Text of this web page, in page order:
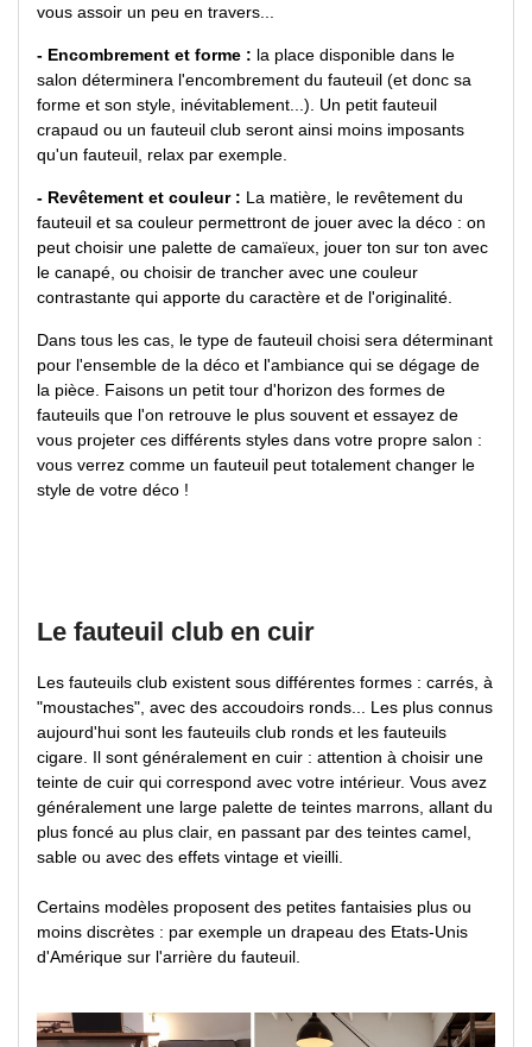
vous assoir un peu en travers...
- Encombrement et forme : la place disponible dans le
salon déterminera l'encombrement du fauteuil (et donc sa
forme et son style, inévitablement...). Un petit fauteuil
crapaud ou un fauteuil club seront ainsi moins imposants
qu'un fauteuil, relax par exemple.
- Revêtement et couleur : La matière, le revêtement du
fauteuil et sa couleur permettront de jouer avec la déco : on
peut choisir une palette de camaïeux, jouer ton sur ton avec
le canapé, ou choisir de trancher avec une couleur
contrastante qui apporte du caractère et de l'originalité.
Dans tous les cas, le type de fauteuil choisi sera déterminant
pour l'ensemble de la déco et l'ambiance qui se dégage de
la pièce. Faisons un petit tour d'horizon des formes de
fauteuils que l'on retrouve le plus souvent et essayez de
vous projeter ces différents styles dans votre propre salon :
vous verrez comme un fauteuil peut totalement changer le
style de votre déco !
Le fauteuil club en cuir
Les fauteuils club existent sous différentes formes : carrés, à
"moustaches", avec des accoudoirs ronds... Les plus connus
aujourd'hui sont les fauteuils club ronds et les fauteuils
cigare. Il sont généralement en cuir : attention à choisir une
teinte de cuir qui correspond avec votre intérieur. Vous avez
généralement une large palette de teintes marrons, allant du
plus foncé au plus clair, en passant par des teintes camel,
sable ou avec des effets vintage et vieilli.
Certains modèles proposent des petites fantaisies plus ou
moins discrètes : par exemple un drapeau des Etats-Unis
d'Amérique sur l'arrière du fauteuil.